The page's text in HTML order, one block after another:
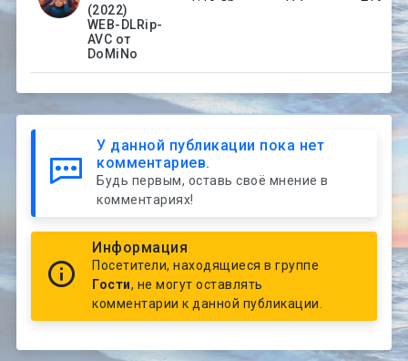
(2022)
WEB-DLRip-
AVC от
DoMiNo
У данной публикации пока нет
комментариев.
Будь первым, оставь своё мнение в
комментариях!
Информация
Посетители, находящиеся в группе
Гости, не могут оставлять
комментарии к данной публикации.